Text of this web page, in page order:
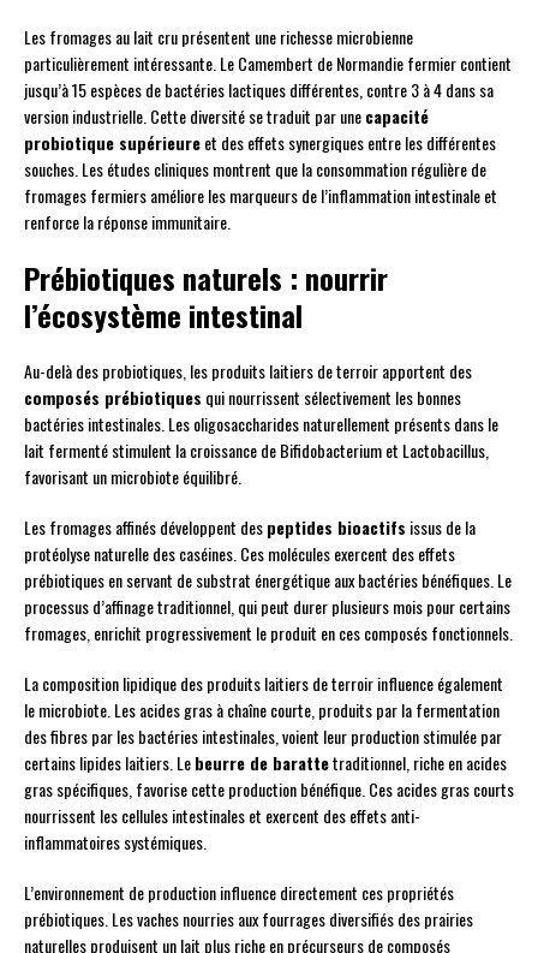
Les fromages au lait cru présentent une richesse microbienne
particulièrement intéressante. Le Camembert de Normandie fermier contient
jusqu’à 15 espèces de bactéries lactiques différentes, contre 3 à 4 dans sa
version industrielle. Cette diversité se traduit par unecapacité
probiotique supérieureet des effets synergiques entre les différentes
souches. Les études cliniques montrent que la consommation régulière de
fromages fermiers améliore les marqueurs de l’inflammation intestinale et
renforce la réponse immunitaire.
Prébiotiques naturels : nourrir
l’écosystème intestinal
Au-delà des probiotiques, les produits laitiers de terroir apportent des
composés prébiotiques qui nourrissent sélectivement les bonnes
bactéries intestinales. Les oligosaccharides naturellement présents dans le
lait fermenté stimulent la croissance de Bifidobacterium et Lactobacillus,
favorisant un microbiote équilibré.
Les fromages affinés développent despeptides bioactifs issus de la
protéolyse naturelle des caséines. Ces molécules exercent des effets
prébiotiques en servant de substrat énergétique aux bactéries bénéfiques. Le
processus d’affinage traditionnel, qui peut durer plusieurs mois pour certains
fromages, enrichit progressivement le produit en ces composés fonctionnels.
La composition lipidique des produits laitiers de terroir influence également
le microbiote. Les acides gras à chaîne courte, produits par la fermentation
des fibres par les bactéries intestinales, voient leur production stimulée par
certains lipides laitiers. Lebeurre de barattetraditionnel, riche en acides
gras spécifiques, favorise cette production bénéfique. Ces acides gras courts
nourrissent les cellules intestinales et exercent des effets anti-
inflammatoires systémiques.
L’environnement de production influence directement ces propriétés
prébiotiques. Les vaches nourries aux fourrages diversifiés des prairies
naturelles produisent un lait plus riche en précurseurs de composés